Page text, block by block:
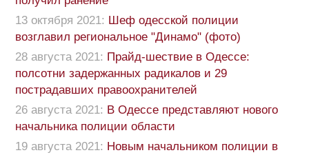
13 октября 2021: Шеф одесской полиции
возглавил региональное "Динамо" (фото)
28 августа 2021: Прайд-шествие в Одессе:
полсотни задержанных радикалов и 29
пострадавших правоохранителей
26 августа 2021: В Одессе представляют нового
начальника полиции области
19 августа 2021: Новым начальником полиции в